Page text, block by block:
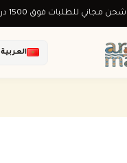
شحن مجاني للطلبات فوق 1500 درهم
العربية